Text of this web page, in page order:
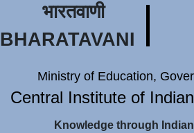
भारतवाणी
BHARATAVANI
Ministry of Education,
Central Institute of
Knowledge through